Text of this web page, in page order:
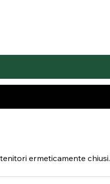
ermeticamente chiusi.